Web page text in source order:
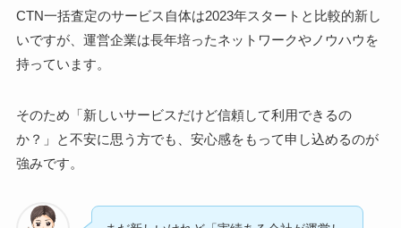
CTN一括査定のサービス自体は2023年スタートと比較的新し
いですが、運営企業は長年培ったネットワークやノウハウを
持っています。
そのため「新しいサービスだけど信頼して利用できるの
か？」と不安に思う方でも、安心感をもって申し込めるのが
強みです。